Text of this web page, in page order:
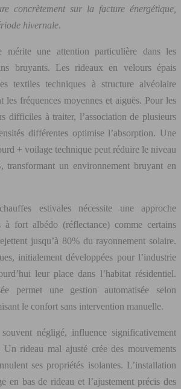
concrètement sur la facture énergétique,
hivernale.
mérite une attention particulière dans les
bruyants. Les rideaux en velours épais
textiles techniques à structure alvéolaire
les fréquences moyennes et aiguës. Pour les
difficiles à traiter, l’association de plusieurs
différentes optimise l’absorption. Une
+ voilage technique peut réduire le niveau
un environnement bruyant en
estivales nécessite une approche
à fort albédo (réflectance) comme certains
jusqu’à 80% du rayonnement solaire.
initialement développées pour l’industrie
leur place dans l’habitat résidentiel.
permet une gestion automatisée selon
le confort sans intervention manuelle.
négligé, influence significativement
Un rideau mal ajusté crée des mouvements
ses propriétés isolantes. L’installation
en bas de rideau et l’ajustement précis des